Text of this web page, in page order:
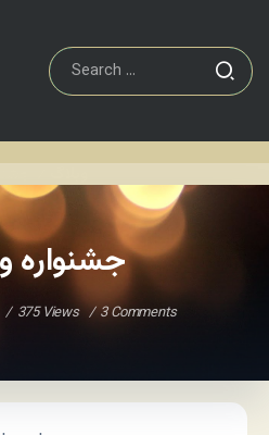
جشنواره
375 Views 3 Comments